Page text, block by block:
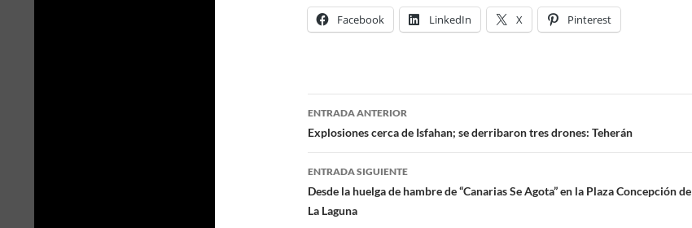
Facebook LinkedIn X Pinterest
Navegación
de
entradas
ENTRADA ANTERIOR
Explosiones cerca de Isfahan; se derribaron tres drones: Teherán
ENTRADA SIGUIENTE
Desde la huelga de hambre de “Canarias Se Agota” en la Plaza Concepción de
La Laguna